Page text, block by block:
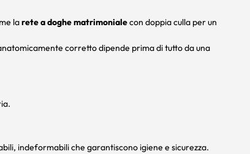
larete a doghe matrimonialecon doppia culla per un
corretto dipende prima di tutto da una
indeformabili che garantiscono igiene e sicurezza.